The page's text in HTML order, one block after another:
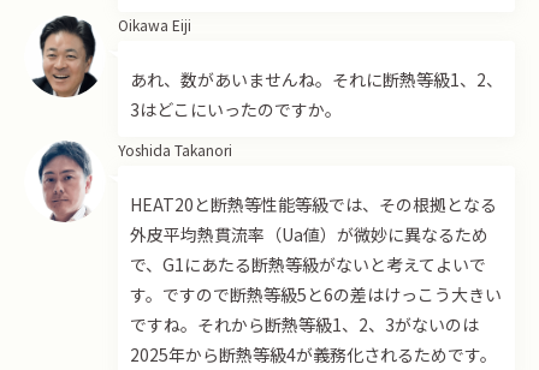
Oikawa Eiji
あれ、数があいませんね。それに断熱等級1、2、
3はどこにいったのですか。
Yoshida Takanori
HEAT20と断熱等性能等級では、その根拠となる
外皮平均熱貫流率（Ua値）が微妙に異なるため
で、G1にあたる断熱等級がないと考えてよいで
す。ですので断熱等級5と6の差はけっこう大きい
ですね。それから断熱等級1、2、3がないのは
2025年から断熱等級4が義務化されるためです。